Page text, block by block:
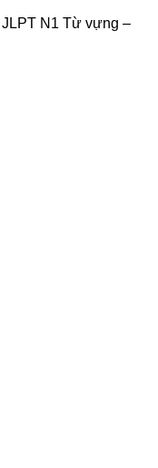
JLPT N1 Từ vựng –